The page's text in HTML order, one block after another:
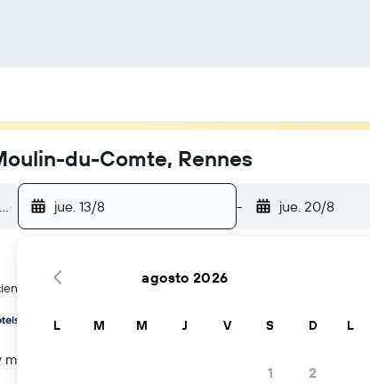
du-Comte, Rennes
jue. 13/8 - jue. 20/8
de webs de viajes a la vez
más
agosto 2026
L M M J V S D
1 2
L